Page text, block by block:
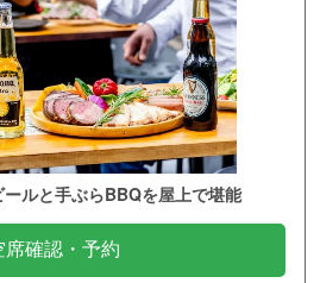
ルと手ぶらBBQを屋上で堪能
席確認・予約